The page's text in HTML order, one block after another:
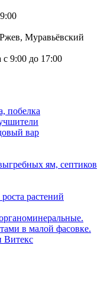
Муравьёвский
9:00 до 17:00
побелка
вар
ям, септиков
растений
в малой фасовке.
Витекс